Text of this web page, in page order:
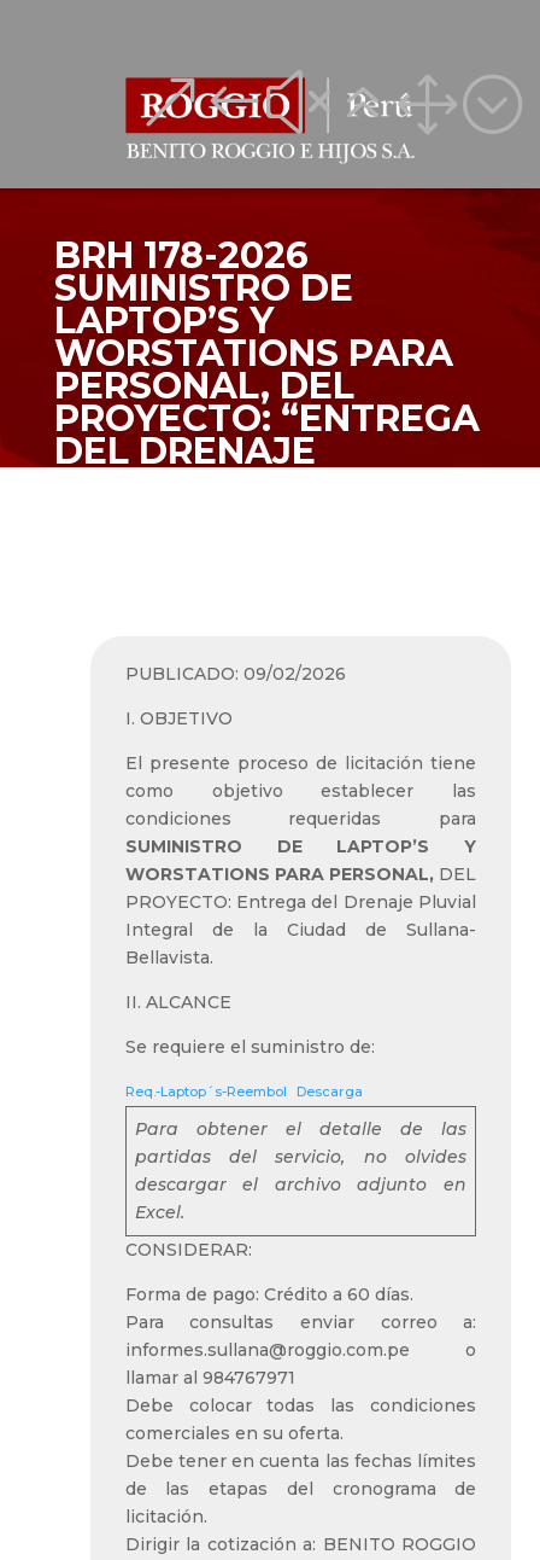
&#x61;
&#x61;
BRH 178-2026
SUMINISTRO DE
LAPTOP’S Y
WORSTATIONS PARA
PERSONAL, DEL
PROYECTO: “ENTREGA
DEL DRENAJE
PUBLICADO: 09/02/2026
I. OBJETIVO
El presente proceso de licitación tiene
como objetivo establecer las
condiciones requeridas para
SUMINISTRO DE LAPTOP’S Y
WORSTATIONS PARA PERSONAL, DEL
PROYECTO: Entrega del Drenaje Pluvial
Integral de la Ciudad de Sullana-
Bellavista.
II. ALCANCE
Se requiere el suministro de:
Req.-Laptop´s-Reembol Descarga
Para obtener el detalle de las
partidas del servicio, no olvides
descargar el archivo adjunto en
Excel.
CONSIDERAR:
Forma de pago: Crédito a 60 días.
Para consultas enviar correo a:
informes.sullana@roggio.com.pe o
llamar al 984767971
Debe colocar todas las condiciones
comerciales en su oferta.
Debe tener en cuenta las fechas límites
de las etapas del cronograma de
licitación.
Dirigir la cotización a: BENITO ROGGIO